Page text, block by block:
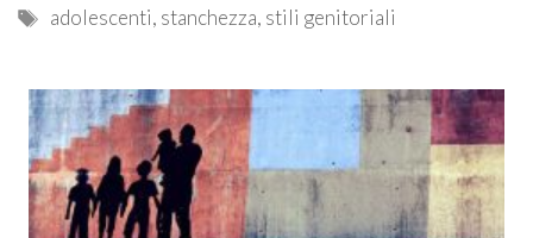
Tags
adolescenti, stanchezza, stili genitoriali